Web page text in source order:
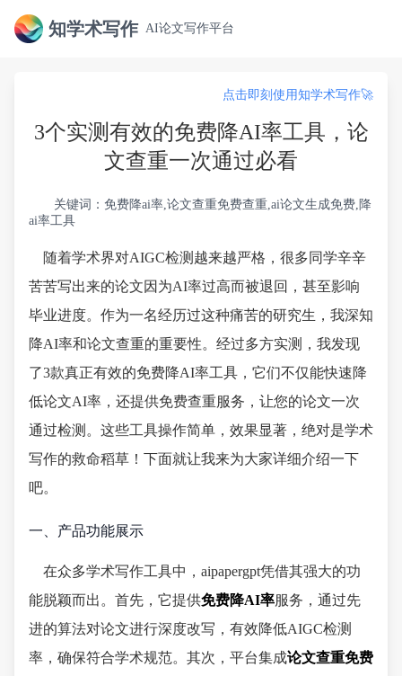
知学术写作 AI论文写作平台
点击即刻使用知学术写作🚀
3个实测有效的免费降AI率工具，论
文查重一次通过必看
关键词：免费降ai率,论文查重免费查重,ai论文生成免费,降
ai率工具
随着学术界对AIGC检测越来越严格，很多同学辛辛
苦苦写出来的论文因为AI率过高而被退回，甚至影响
毕业进度。作为一名经历过这种痛苦的研究生，我深知
降AI率和论文查重的重要性。经过多方实测，我发现
了3款真正有效的免费降AI率工具，它们不仅能快速降
低论文AI率，还提供免费查重服务，让您的论文一次
通过检测。这些工具操作简单，效果显著，绝对是学术
写作的救命稻草！下面就让我来为大家详细介绍一下
吧。
一、产品功能展示
在众多学术写作工具中，aipapergpt凭借其强大的功
能脱颖而出。首先，它提供免费降AI率服务，通过先
进的算法对论文进行深度改写，有效降低AIGC检测
率，确保符合学术规范。其次，平台集成论文查重免费